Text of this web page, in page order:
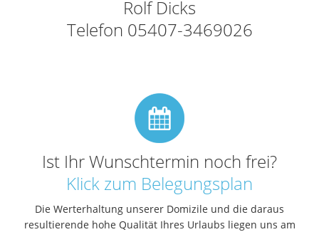
Rolf Dicks
Telefon 05407-3469026
Ist Ihr Wunschtermin noch frei?
Klick zum Belegungsplan
Die Werterhaltung unserer Domizile und die daraus
resultierende hohe Qualität Ihres Urlaubs liegen uns am